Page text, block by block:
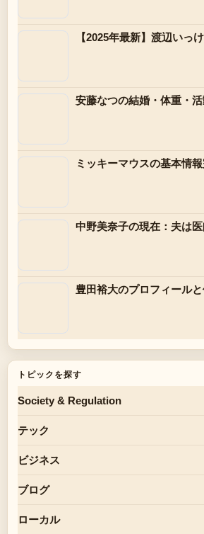
【2025年最新】渡辺いっ
安藤なつの結婚・体重・
ミッキーマウスの基本情
中野美奈子の現在：夫は
豊田裕大のプロフィール
トピックを探す
Society & Regulation
テック
ビジネス
ブログ
ローカル